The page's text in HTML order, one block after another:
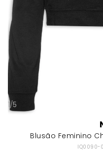
1/5
Blusão Feminino
IQ0090-